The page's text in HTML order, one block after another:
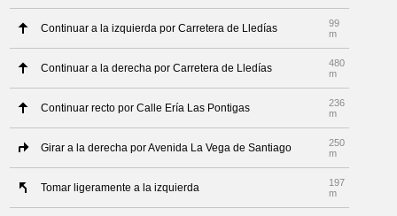
Continuar a la izquierda por Carretera de Lledías
99
m
Continuar a la derecha por Carretera de Lledías
480
m
Continuar recto por Calle Ería Las Pontigas
236
m
Girar a la derecha por Avenida La Vega de Santiago
250
m
Tomar ligeramente a la izquierda
197
m